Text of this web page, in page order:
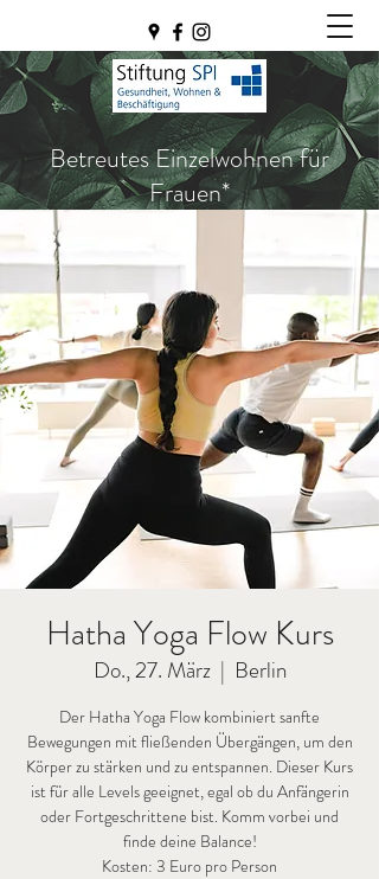
Betreutes Einzelwohnen für
Frauen*
Hatha Yoga Flow Kurs
Do., 27. März
  |
Berlin
Der Hatha Yoga Flow kombiniert sanfte
Bewegungen mit fließenden Übergängen, um den
Körper zu stärken und zu entspannen. Dieser Kurs
ist für alle Levels geeignet, egal ob du Anfängerin
oder Fortgeschrittene bist. Komm vorbei und
finde deine Balance!
Kosten: 3 Euro pro Person